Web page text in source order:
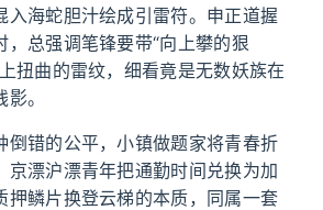
入海蛇胆汁绘成引雷符。申正道握
，总强调笔锋要带“向上攀的狠
扭曲的雷纹，细看竟是无数妖族在
。
倒错的公平，小镇做题家将青春折
京漂沪漂青年把通勤时间兑换为加
押鳞片换登云梯的本质，同属一套